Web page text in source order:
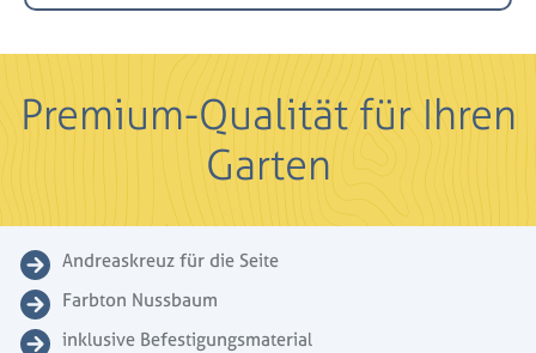
Premium-Qualität für Ihren
Garten
Andreaskreuz für die Seite
Farbton Nussbaum
inklusive Befestigungsmaterial